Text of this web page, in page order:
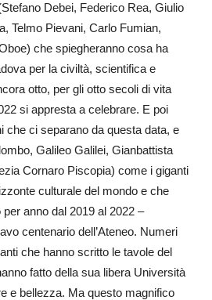
Debei, Federico Rea, Giulio
Telmo Pievani, Carlo Fumian,
che spiegheranno cosa ha
per la civiltà, scientifica e
otto, per gli otto secoli di vita
si appresta a celebrare. E poi
che ci separano da questa data, e
Galileo Galilei, Gianbattista
Cornaro Piscopia) come i giganti
culturale del mondo e che
anno dal 2019 al 2022 –
centenario dell’Ateneo. Numeri
che hanno scritto le tavole del
fatto della sua libera Università
e bellezza. Ma questo magnifico